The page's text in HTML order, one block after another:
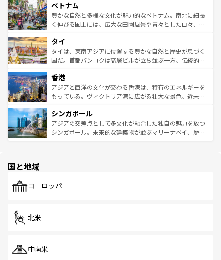
参照してほしい。
容にもいいと評判のスイーツなど、バラエティ豊かな料理
が味わえる。 なお、新着の台湾情報は コンテンツ一覧を参
照してほしい。
き、地方に足を延ばせば四季折々の自然美を楽しむことが
できる。そして、キムチや焼肉、絶品のストリートフード
まで、さまざまな韓国料理が待っている。夜には、韓国な
リティに包まれながら、韓国の多彩な魅力を心ゆくまで味
わってみてほしい。 なお、新着の韓国情報はコンテンツ一
覧を参照してほしい。
ベトナム
豊かな自然と多様な文化が魅力的なベトナム。南北に細長
く伸びる国土には、広大な田園風景や青々とした山々、世
急速な発展と共に伝統が息づく。ハノイの古い町並みやホ
ーチミン市のフランス統治時代の建物も、独特の雰囲気を
醸し出している。また、バラエティの豊かさとおいしさで
とつ。フォーやバインミー、ベトナムコーヒーなどは、ぜ
ひ現地で味わいたい。どの地域を訪れてもあたたかい人々
が旅行者を迎えてくれるので、きっと忘れられない旅にな
参照してほしい。
タイ
タイは、東南アジアに位置する豊かな自然と歴史が息づく
国だ。首都バンコクは高層ビルが立ち並ぶ一方、伝統的な
の活気が交差している。北部ではチェンマイなどの山岳地
帯で自然と触れ合い、南部ではプーケットやクラビの美し
いビーチでリゾート気分を楽しむことができる。タイ料理
激する。気候は一年中温暖で、どの季節にも異なる楽しみ
が待っている。親しみやすいタイの人々、仏教を中心とし
た文化、そして多様な観光資源が、訪れる旅人を魅了し続
香港
アジアと西洋の文化が交わる香港は、特有のエネルギーを
もっている。ヴィクトリア湾に広がる壮大な景色、近未来
み、どこを訪れても感動するはず。観光スポットが密集し
ており、効率よく見どころを回れるのも魅力。息をのむよ
うな絶景から文化的な体験まで、香港を存分に楽しみ尽く
シンガポール
アジアの交差点として多文化が融合した独自の魅力を放つ
シンガポール。未来的な建築物が並ぶマリーナベイ、歴史
で、ホーカーズは地元の風情を楽しめる外せないスポット
国と地域
ヨーロッパ
北米
中南米